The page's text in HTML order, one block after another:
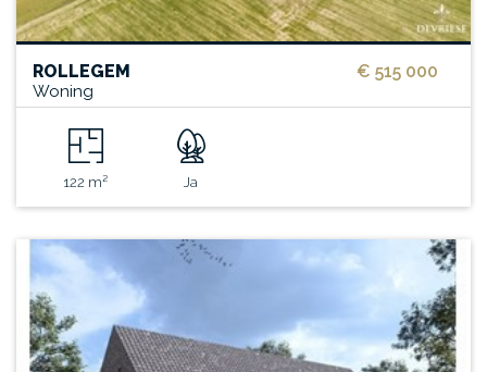
€ 515 000
ROLLEGEM
Woning
122 m² Ja